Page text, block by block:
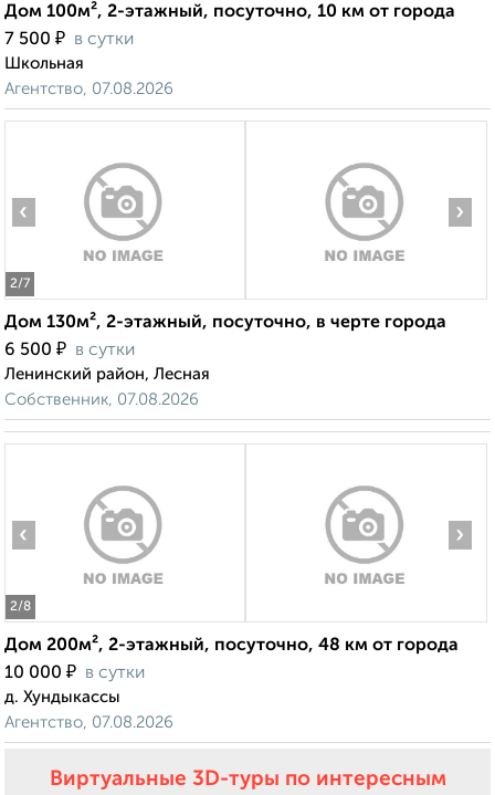
Дом 100м², 2-этажный, посуточно, 10 км от города
7 500 ₽ в сутки
Школьная
Агентство, 07.08.2026
2/7
‹ ›
Дом 130м², 2-этажный, посуточно, в черте города
6 500 ₽ в сутки
Ленинский район, Лесная
Собственник, 07.08.2026
2/8
‹ ›
Дом 200м², 2-этажный, посуточно, 48 км от города
10 000 ₽ в сутки
д. Хундыкассы
Агентство, 07.08.2026
Виртуальные 3D-туры по интересным